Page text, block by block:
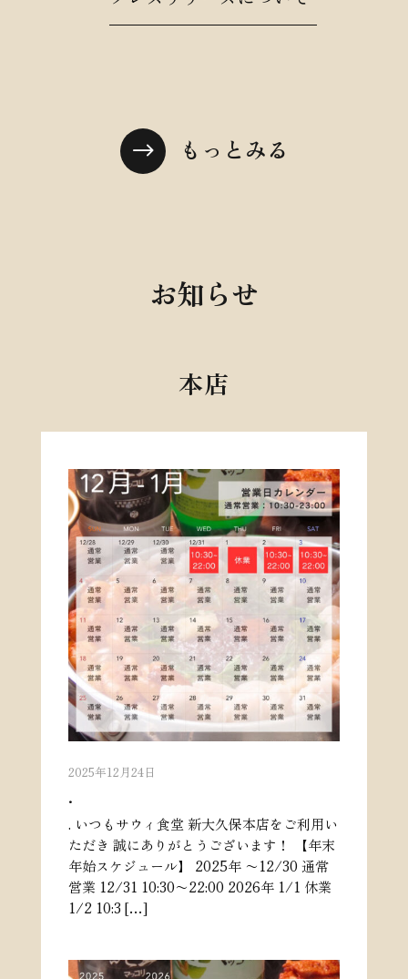
$ もっとみる
お知らせ
本店
2025年12月24日
.
. いつもサウィ食堂 新大久保本店をご利用い
ただき 誠にありがとうございます！ 【年末
年始スケジュール】 2025年 〜12/30 通常
営業 12/31 10:30〜22:00 2026年 1/1 休業
1/2 10:3 […]